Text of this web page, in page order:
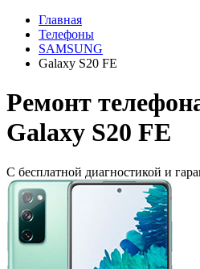
Главная
Телефоны
SAMSUNG
Galaxy S20 FE
Ремонт
Galaxy S20 FE
С бесплатной диагностикой и